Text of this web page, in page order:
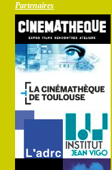
Partenaires